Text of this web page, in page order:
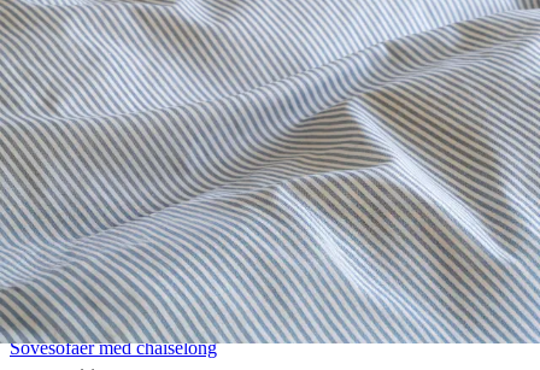
Stræklagner
Splitlagner
Vådliggerlagner
Rullemadrasser
Rullemadrasser 180x200
Rullemadrasser 140x200
Rullemadrasser 120x200
Rullemadrasser 90x200
Se flere størrelser
Sovesofaer
Vælg efter størrelse
2-personers sovesofaer
3-personers sovesofaer
Vælg efter funktion
Sovesofaer med opbevaring
Sovesofaer med chaiselong